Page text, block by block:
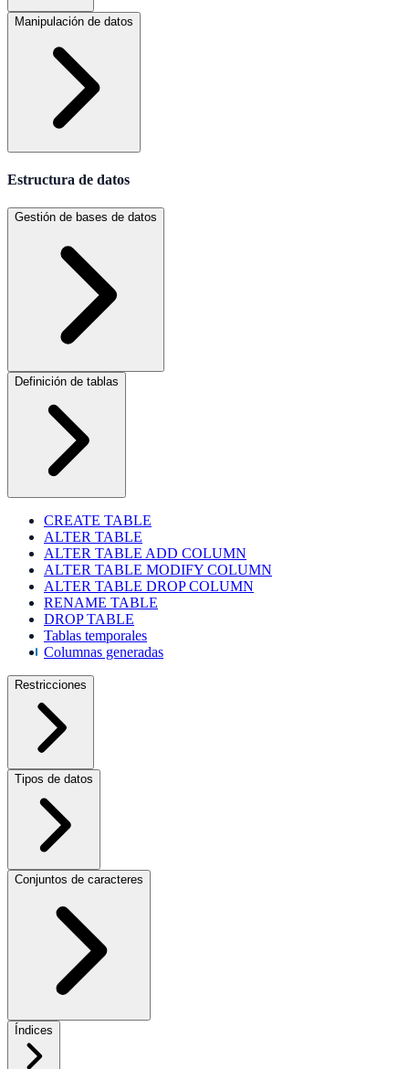
Manipulación de datos
Estructura de datos
Gestión de bases de datos
Definición de tablas
CREATE TABLE
ALTER TABLE
ALTER TABLE ADD COLUMN
ALTER TABLE MODIFY COLUMN
ALTER TABLE DROP COLUMN
RENAME TABLE
DROP TABLE
Tablas temporales
Columnas generadas
Restricciones
Tipos de datos
Conjuntos de caracteres
Índices